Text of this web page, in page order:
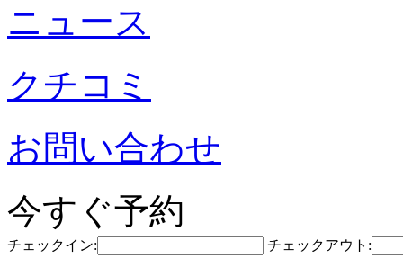
ニュース
クチコミ
お問い合わせ
今すぐ予約
チェックイン: チェックアウト: